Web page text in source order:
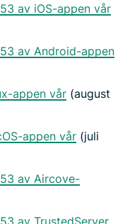
av iOS-appen vår
av Android-appen
appen vår (august
appen vår (juli
av Aircove-
av TrustedServer,